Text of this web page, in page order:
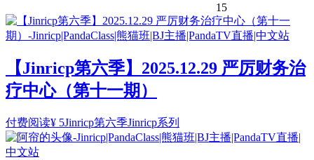
15
【Jinricp第六季】2025.12.29 严厉财务治
疗中心（第十一期）
付费阅读¥ 5Jinricp第六季Jinricp系列